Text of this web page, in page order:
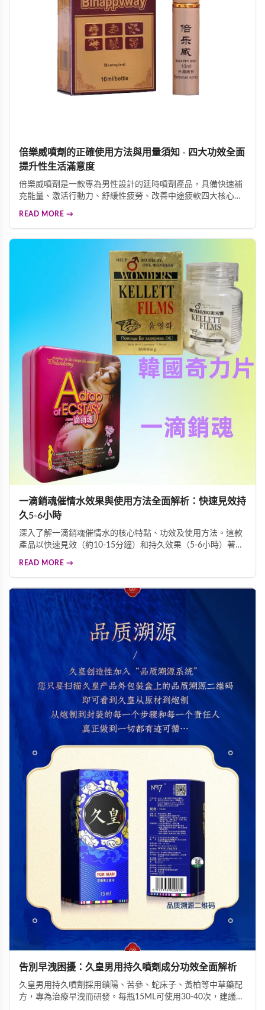
倍樂威噴劑的正確使用方法與用量須知 - 四大功效全面
提升性生活滿意度
倍樂威噴劑是一款專為男性設計的延時噴劑產品，具備快速補
充能量、激活行動力、舒緩性疲勞、改善中途疲軟四大核心功
READ MORE →
一滴銷魂催情水效果與使用方法全面解析：快速見效持
久5-6小時
深入了解一滴銷魂催情水的核心特點、功效及使用方法。這款
產品以快速見效（約10-15分鐘）和持久效果（5-6小時）著
READ MORE →
告別早洩困擾：久皇男用持久噴劑成分功效全面解析
久皇男用持久噴劑採用鎖陽、苦參、蛇床子、黃柏等中草藥配
方，專為治療早洩而研發。每瓶15ML可使用30-40次，建議性